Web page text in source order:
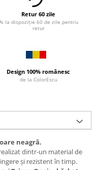
Retur 60 zile
la dispoziție 60 de zile pentru
retur
Design 100% românesc
de la ColorEscu
neagră.
dintr-un material de
și rezistent în timp.